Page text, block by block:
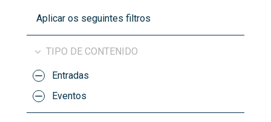
Aplicar os seguintes filtros
TIPO DE CONTENIDO
Entradas
Eventos